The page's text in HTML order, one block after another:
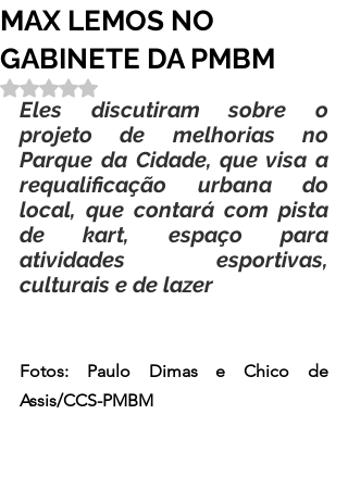
MAX LEMOS NO
GABINETE DA PMBM
Avaliado com NaN de 5 estrelas.
Eles discutiram sobre o
projeto de melhorias no
Parque da Cidade, que visa a
requalificação urbana do
local, que contará com pista
de kart, espaço para
atividades esportivas,
culturais e de lazer
Fotos: Paulo Dimas e Chico de
Assis/CCS-PMBM